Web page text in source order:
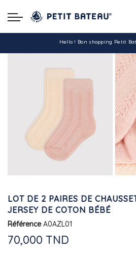
Hello ! Bon shopping Petit
La livraison est assurée
-10% pour tout paiement par carte
LOT DE 2 PAIRES DE
JERSEY DE COTON BÉBÉ
Référence A0AZL01
70,000 TND